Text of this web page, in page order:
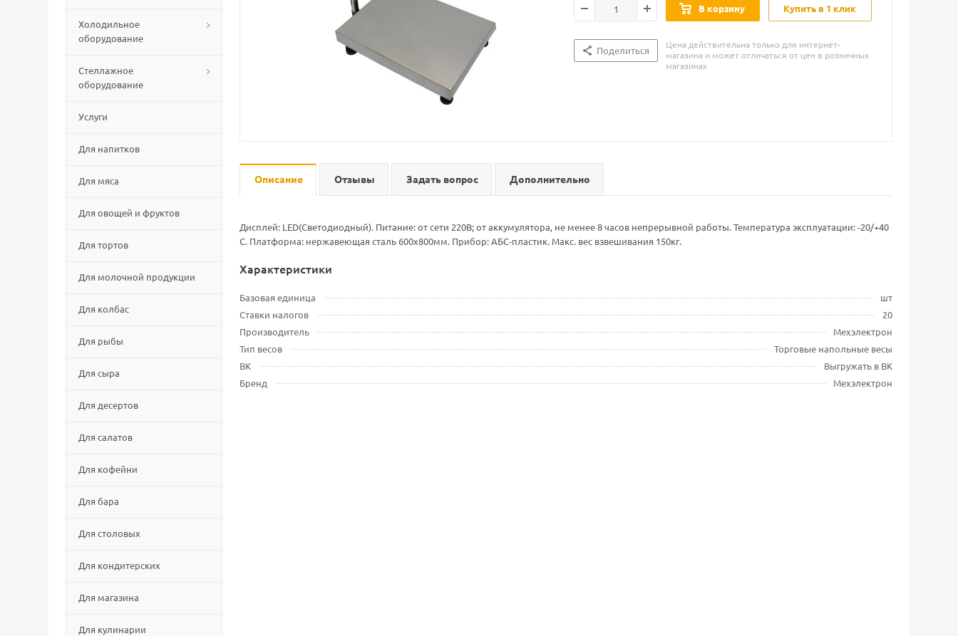
Холодильное
оборудование
Стеллажное
оборудование
Услуги
Для напитков
Для мяса
Для овощей и фруктов
Для тортов
Для молочной продукции
Для колбас
Для рыбы
Для сыра
Для десертов
Для салатов
Для кофейни
Для бара
Для столовых
Для кондитерских
Для магазина
Для кулинарии
В корзину Купить в 1 клик
Поделиться
Цена действительна только для интернет-
магазина и может отличаться от цен в розничных
магазинах
Описание Отзывы Задать вопрос Дополнительно
Дисплей: LЕD(Светодиодный). Питание: от сети 220В; от аккумулятора, не менее 8 часов непрерывной работы. Температура эксплуатации: -20/+40
С. Платформа: нержавеющая сталь 600х800мм. Прибор: АБС-пластик. Макс. вес взвешивания 150кг.
Характеристики
Базовая единица
шт
Ставки налогов
20
Производитель
Мехэлектрон
Тип весов
Торговые напольные весы
ВК
Выгружать в ВК
Бренд
Мехэлектрон